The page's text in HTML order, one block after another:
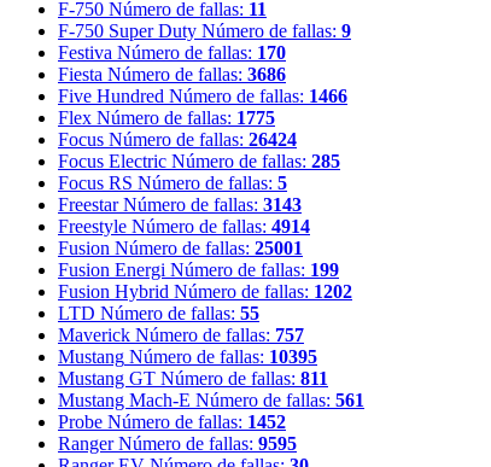
F-750 Número de fallas: 11
F-750 Super Duty Número de fallas: 9
Festiva Número de fallas: 170
Fiesta Número de fallas: 3686
Five Hundred Número de fallas: 1466
Flex Número de fallas: 1775
Focus Número de fallas: 26424
Focus Electric Número de fallas: 285
Focus RS Número de fallas: 5
Freestar Número de fallas: 3143
Freestyle Número de fallas: 4914
Fusion Número de fallas: 25001
Fusion Energi Número de fallas: 199
Fusion Hybrid Número de fallas: 1202
LTD Número de fallas: 55
Maverick Número de fallas: 757
Mustang Número de fallas: 10395
Mustang GT Número de fallas: 811
Mustang Mach-E Número de fallas: 561
Probe Número de fallas: 1452
Ranger Número de fallas: 9595